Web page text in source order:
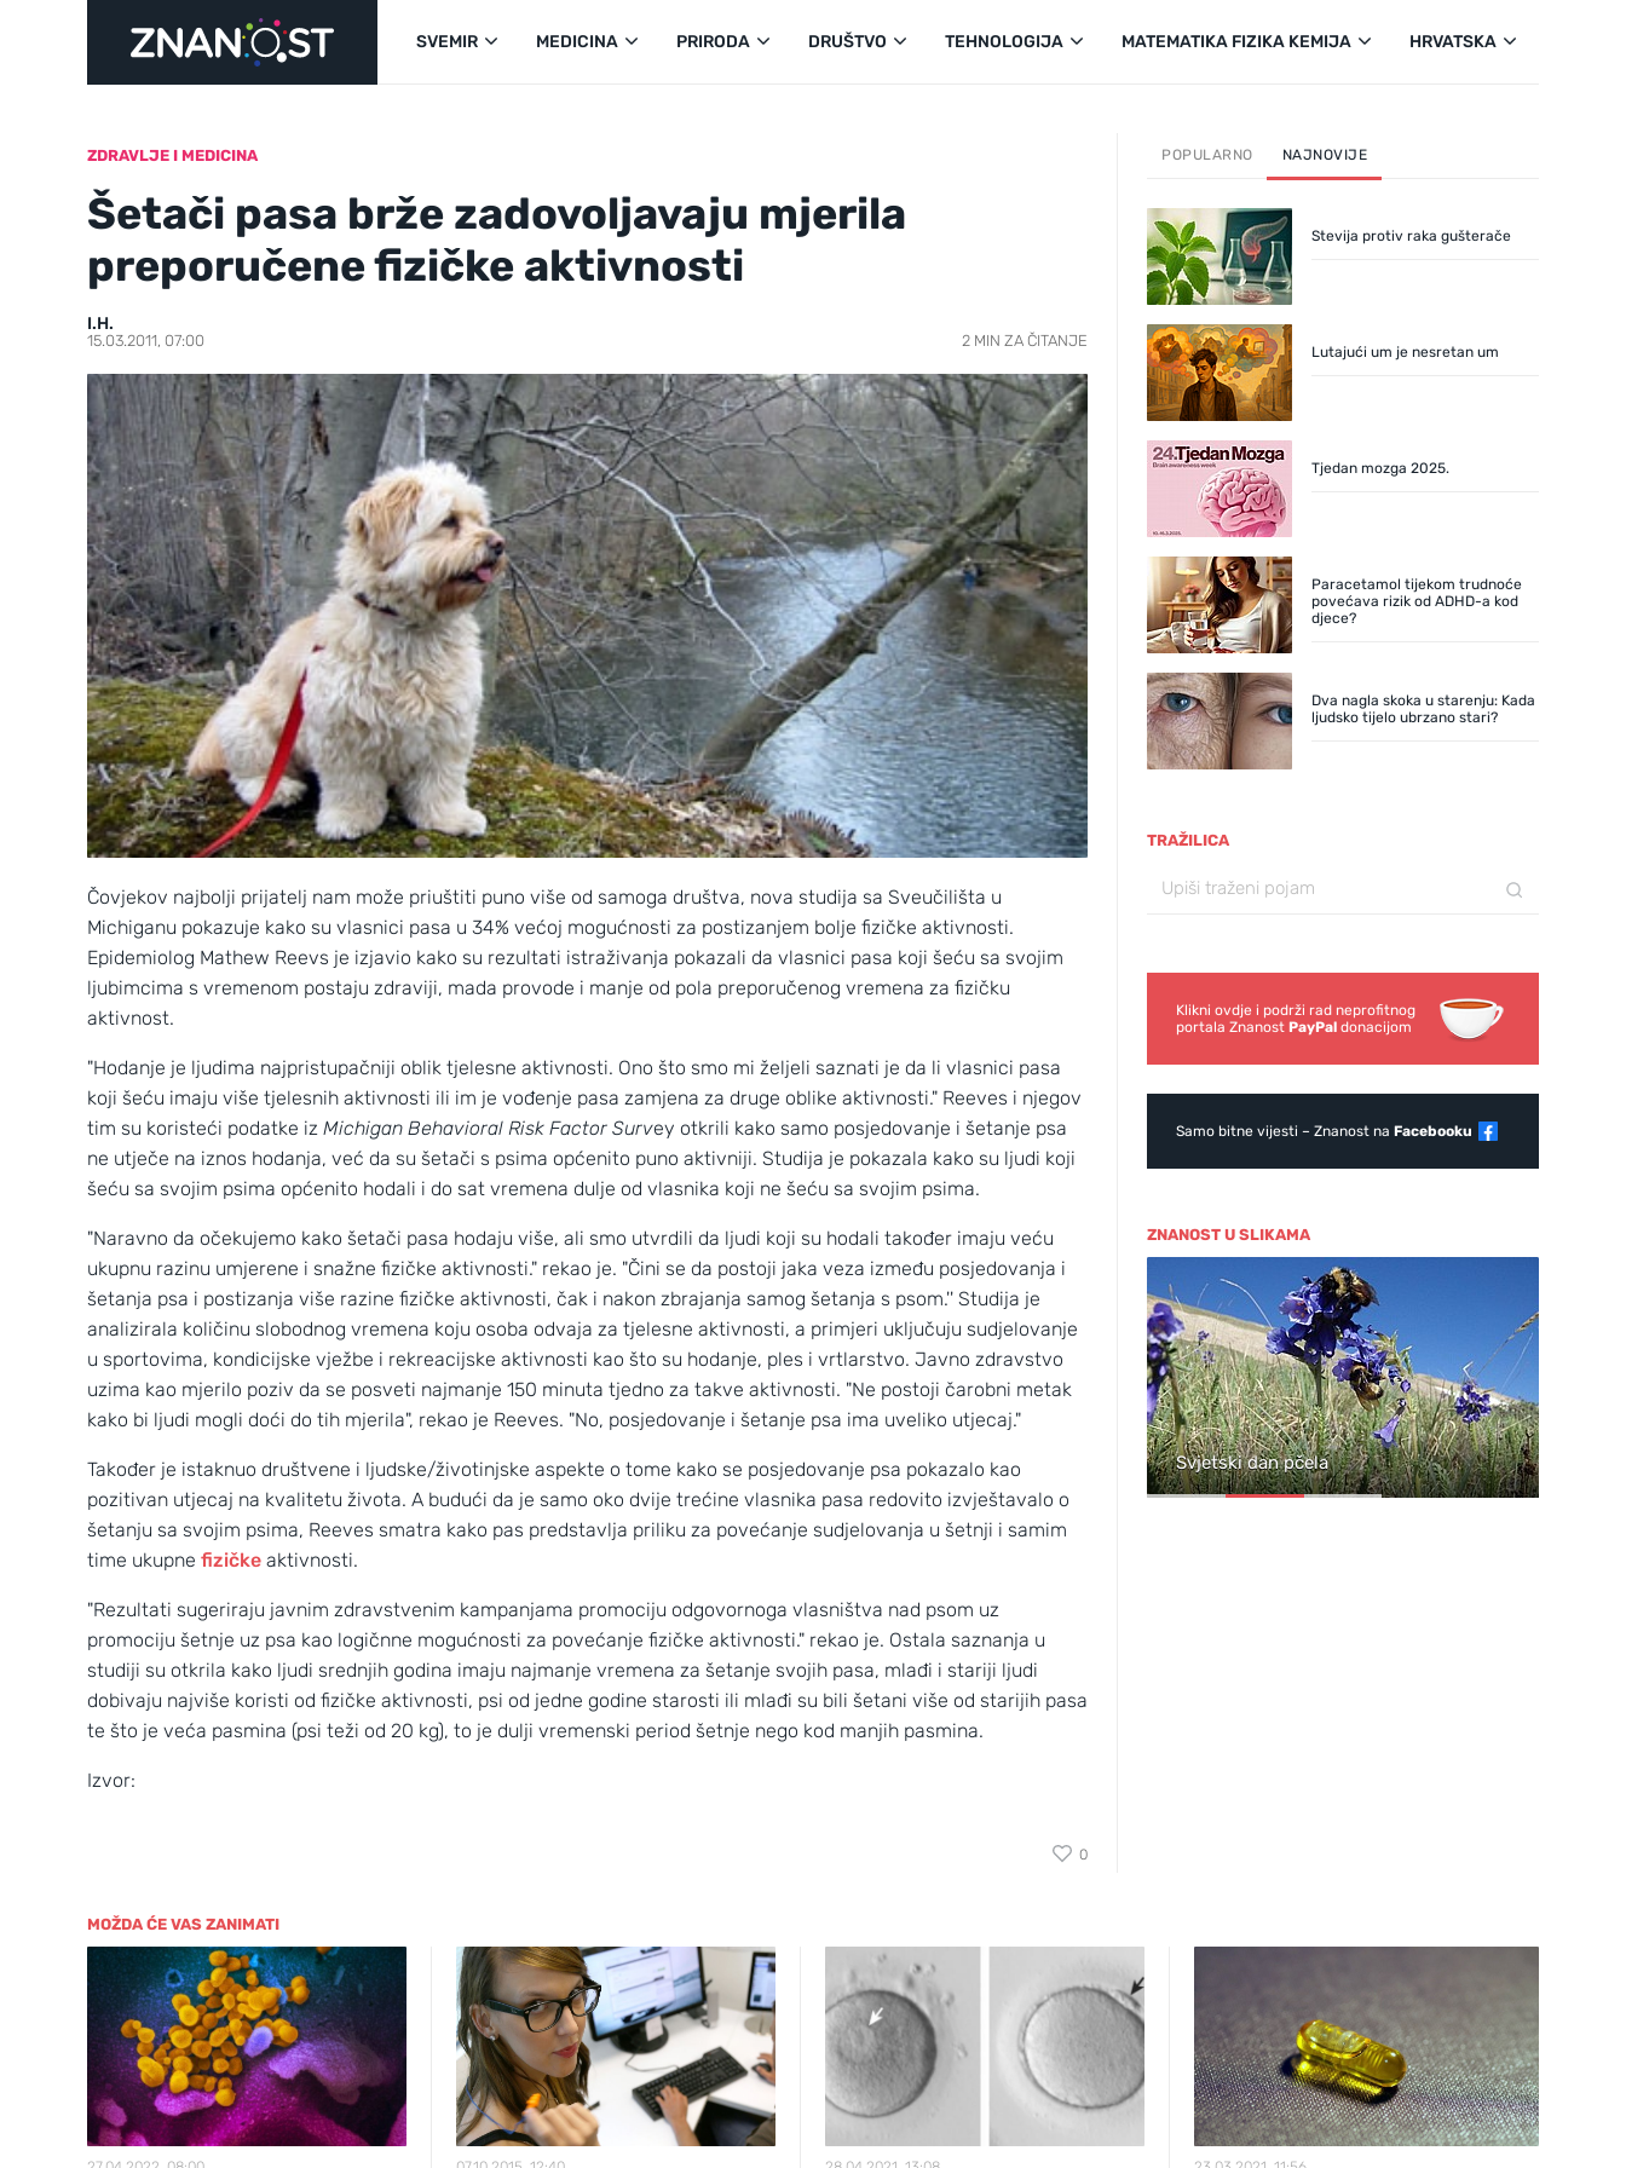
SVEMIR MEDICINA PRIRODA DRUŠTVO TEHNOLOGIJA MATEMATIKA FIZIKA KEMIJA HRVATSKA
ZDRAVLJE I MEDICINA
Šetači pasa brže zadovoljavaju mjerila
preporučene fizičke aktivnosti
I.H.
15.03.2011, 07:00 2 MIN ZA ČITANJE
Čovjekov najbolji prijatelj nam može priuštiti puno više od samoga društva, nova studija sa Sveučilišta u
Michiganu pokazuje kako su vlasnici pasa u 34% većoj mogućnosti za postizanjem bolje fizičke aktivnosti.
Epidemiolog Mathew Reevs je izjavio kako su rezultati istraživanja pokazali da vlasnici pasa koji šeću sa svojim
ljubimcima s vremenom postaju zdraviji, mada provode i manje od pola preporučenog vremena za fizičku
aktivnost.
"Hodanje je ljudima najpristupačniji oblik tjelesne aktivnosti. Ono što smo mi željeli saznati je da li vlasnici pasa
koji šeću imaju više tjelesnih aktivnosti ili im je vođenje pasa zamjena za druge oblike aktivnosti." Reeves i njegov
tim su koristeći podatke iz Michigan Behavioral Risk Factor Survey otkrili kako samo posjedovanje i šetanje psa
ne utječe na iznos hodanja, već da su šetači s psima općenito puno aktivniji. Studija je pokazala kako su ljudi koji
šeću sa svojim psima općenito hodali i do sat vremena dulje od vlasnika koji ne šeću sa svojim psima.
"Naravno da očekujemo kako šetači pasa hodaju više, ali smo utvrdili da ljudi koji su hodali također imaju veću
ukupnu razinu umjerene i snažne fizičke aktivnosti." rekao je. "Čini se da postoji jaka veza između posjedovanja i
šetanja psa i postizanja više razine fizičke aktivnosti, čak i nakon zbrajanja samog šetanja s psom.'' Studija je
analizirala količinu slobodnog vremena koju osoba odvaja za tjelesne aktivnosti, a primjeri uključuju sudjelovanje
u sportovima, kondicijske vježbe i rekreacijske aktivnosti kao što su hodanje, ples i vrtlarstvo. Javno zdravstvo
uzima kao mjerilo poziv da se posveti najmanje 150 minuta tjedno za takve aktivnosti. "Ne postoji čarobni metak
kako bi ljudi mogli doći do tih mjerila", rekao je Reeves. "No, posjedovanje i šetanje psa ima uveliko utjecaj."
Također je istaknuo društvene i ljudske/životinjske aspekte o tome kako se posjedovanje psa pokazalo kao
pozitivan utjecaj na kvalitetu života. A budući da je samo oko dvije trećine vlasnika pasa redovito izvještavalo o
šetanju sa svojim psima, Reeves smatra kako pas predstavlja priliku za povećanje sudjelovanja u šetnji i samim
time ukupne fizičke aktivnosti.
"Rezultati sugeriraju javnim zdravstvenim kampanjama promociju odgovornoga vlasništva nad psom uz
promociju šetnje uz psa kao logičnne mogućnosti za povećanje fizičke aktivnosti." rekao je. Ostala saznanja u
studiji su otkrila kako ljudi srednjih godina imaju najmanje vremena za šetanje svojih pasa, mlađi i stariji ljudi
dobivaju najviše koristi od fizičke aktivnosti, psi od jedne godine starosti ili mlađi su bili šetani više od starijih pasa
te što je veća pasmina (psi teži od 20 kg), to je dulji vremenski period šetnje nego kod manjih pasmina.
Izvor:
0
POPULARNO NAJNOVIJE
Stevija protiv raka gušterače
Lutajući um je nesretan um
Tjedan mozga 2025.
Paracetamol tijekom trudnoće
povećava rizik od ADHD-a kod
djece?
Dva nagla skoka u starenju: Kada
ljudsko tijelo ubrzano stari?
TRAŽILICA
Klikni ovdje i podrži rad neprofitnog
portala Znanost PayPal donacijom
Samo bitne vijesti – Znanost na Facebooku
ZNANOST U SLIKAMA
Wild Croatia Nove slike prekrasnih obližnjih galaksija Svjetski dan pčela
3
MOŽDA ĆE VAS ZANIMATI